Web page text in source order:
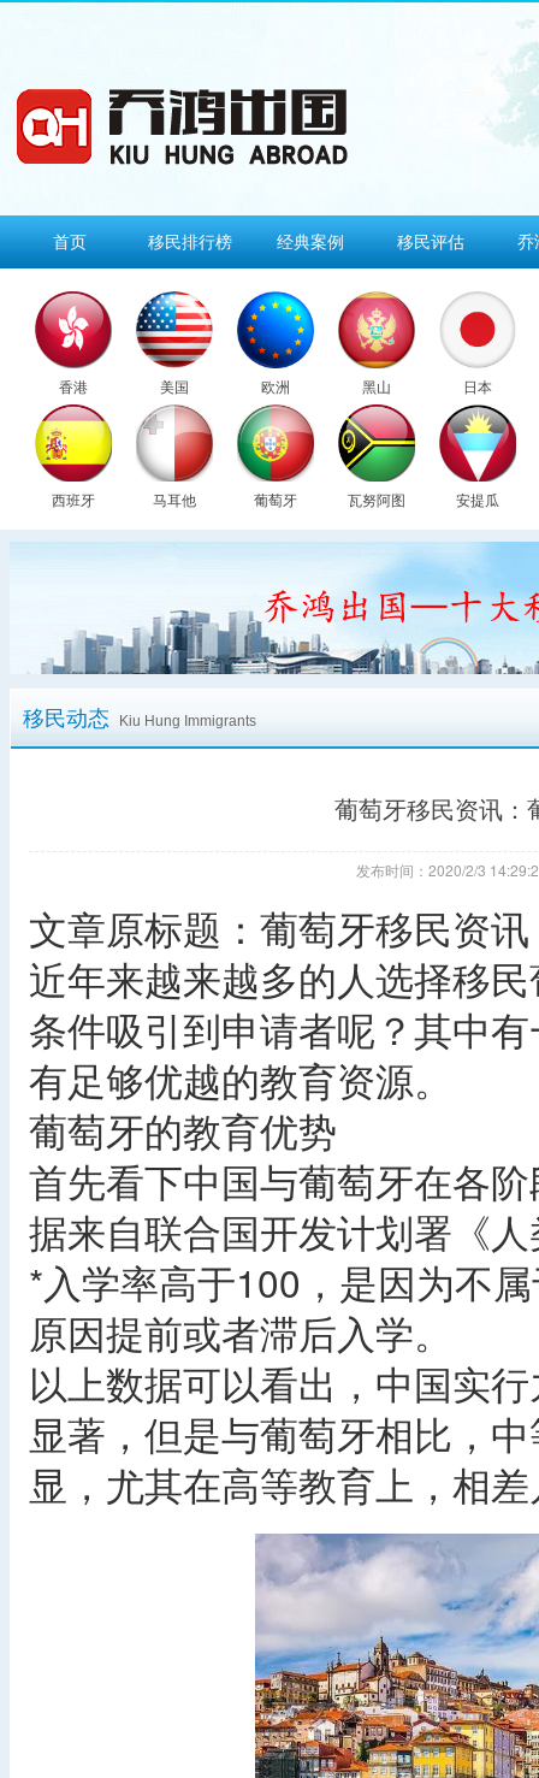
首页 移民排行榜 经典案例 移民评估 乔
香港 美国 欧洲 黑山 日本
西班牙 马耳他 葡萄牙 瓦努阿图 安提瓜
移民动态 Kiu Hung Immigrants
葡萄牙移民资讯：
发布时间：2020/2/3
文章原标题：葡萄牙移民资
近年来越来越多的人选择移
条件吸引到申请者呢？其中
有足够优越的教育资源。
葡萄牙的教育优势
首先看下中国与葡萄牙在各
据来自联合国开发计划署《
*入学率高于100，是因为不
原因提前或者滞后入学。
以上数据可以看出，中国实
显著，但是与葡萄牙相比，
显，尤其在高等教育上，相